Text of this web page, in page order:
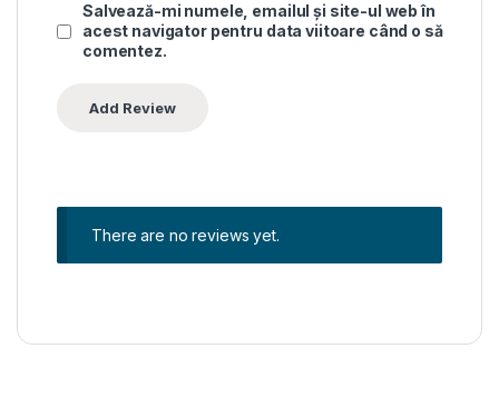
Salvează-mi numele, emailul și site-ul web în
acest navigator pentru data viitoare când o să
comentez.
There are no reviews yet.